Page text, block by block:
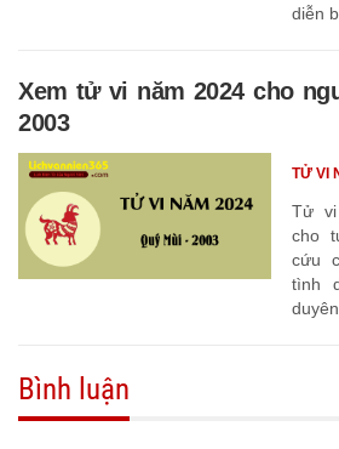
diễn
Xem tử vi năm 2024 cho
2003
Tử
cho
cứu
tình
TỬ VI
Bình luận